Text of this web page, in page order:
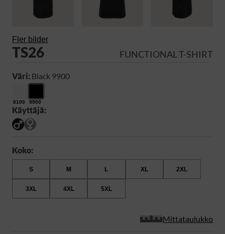
Fler bilder
TS26 FUNCTIONAL T-SHIRT
Väri: Black 9900
0100 9900
Käyttäjä:
Koko:
S M L XL 2XL
3XL 4XL 5XL
Mittataulukko